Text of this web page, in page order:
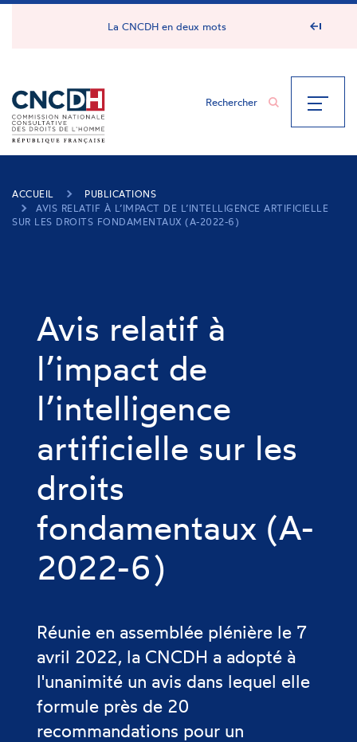
Panneau de gestion des cookies
La CNCDH en deux mots
ACCUEIL
PUBLICATIONS
AVIS RELATIF À L’IMPACT DE L’INTELLIGENCE ARTIFICIELLE
SUR LES DROITS FONDAMENTAUX (A-2022-6)
Avis relatif à
l’impact de
l’intelligence
artificielle sur les
droits
fondamentaux (A-
2022-6)
Réunie en assemblée plénière le 7
avril 2022, la CNCDH a adopté à
l'unanimité un avis dans lequel elle
formule près de 20
recommandations pour un